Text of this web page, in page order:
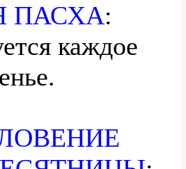
ПАСХА:
каждое